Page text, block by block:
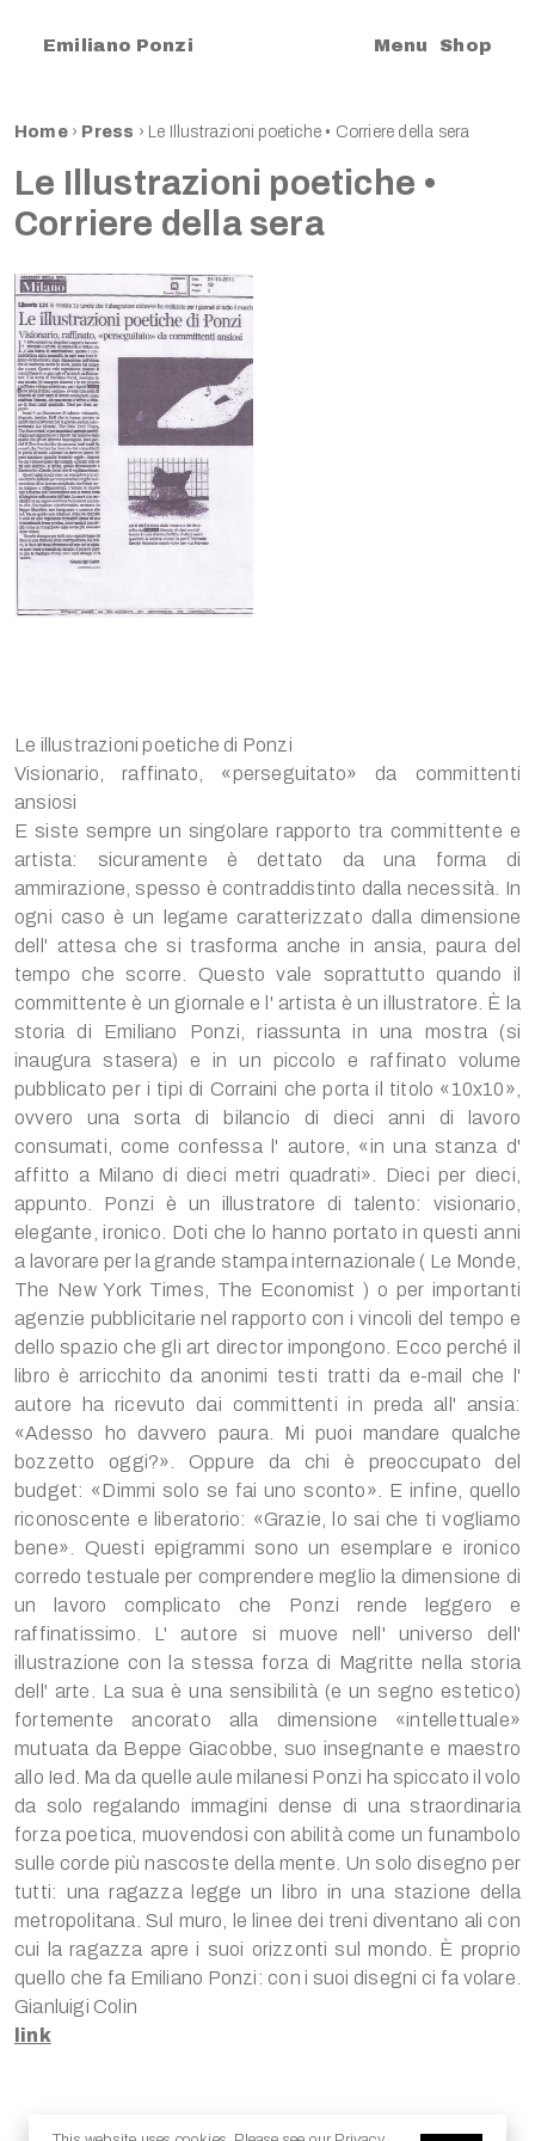
Emiliano Ponzi Menu Shop
Home› Press › Le Illustrazioni poetiche • Corriere della sera
Le Illustrazioni poetiche •
Corriere della sera
Le illustrazioni poetiche di Ponzi
Visionario, raffinato, «perseguitato» da committenti
ansiosi
E siste sempre un singolare rapporto tra committente e
artista: sicuramente è dettato da una forma di
ammirazione, spesso è contraddistinto dalla necessità. In
ogni caso è un legame caratterizzato dalla dimensione
dell' attesa che si trasforma anche in ansia, paura del
tempo che scorre. Questo vale soprattutto quando il
committente è un giornale e l' artista è un illustratore. È la
storia di Emiliano Ponzi, riassunta in una mostra (si
inaugura stasera) e in un piccolo e raffinato volume
pubblicato per i tipi di Corraini che porta il titolo «10x10»,
ovvero una sorta di bilancio di dieci anni di lavoro
consumati, come confessa l' autore, «in una stanza d'
affitto a Milano di dieci metri quadrati». Dieci per dieci,
appunto. Ponzi è un illustratore di talento: visionario,
elegante, ironico. Doti che lo hanno portato in questi anni
a lavorare per la grande stampa internazionale ( Le Monde,
The New York Times, The Economist ) o per importanti
agenzie pubblicitarie nel rapporto con i vincoli del tempo e
dello spazio che gli art director impongono. Ecco perché il
libro è arricchito da anonimi testi tratti da e-mail che l'
autore ha ricevuto dai committenti in preda all' ansia:
«Adesso ho davvero paura. Mi puoi mandare qualche
bozzetto oggi?». Oppure da chi è preoccupato del
budget: «Dimmi solo se fai uno sconto». E infine, quello
riconoscente e liberatorio: «Grazie, lo sai che ti vogliamo
bene». Questi epigrammi sono un esemplare e ironico
corredo testuale per comprendere meglio la dimensione di
un lavoro complicato che Ponzi rende leggero e
raffinatissimo. L' autore si muove nell' universo dell'
illustrazione con la stessa forza di Magritte nella storia
dell' arte. La sua è una sensibilità (e un segno estetico)
fortemente ancorato alla dimensione «intellettuale»
mutuata da Beppe Giacobbe, suo insegnante e maestro
allo Ied. Ma da quelle aule milanesi Ponzi ha spiccato il volo
da solo regalando immagini dense di una straordinaria
forza poetica, muovendosi con abilità come un funambolo
sulle corde più nascoste della mente. Un solo disegno per
tutti: una ragazza legge un libro in una stazione della
metropolitana. Sul muro, le linee dei treni diventano ali con
cui la ragazza apre i suoi orizzonti sul mondo. È proprio
quello che fa Emiliano Ponzi: con i suoi disegni ci fa volare.
Gianluigi Colin
link